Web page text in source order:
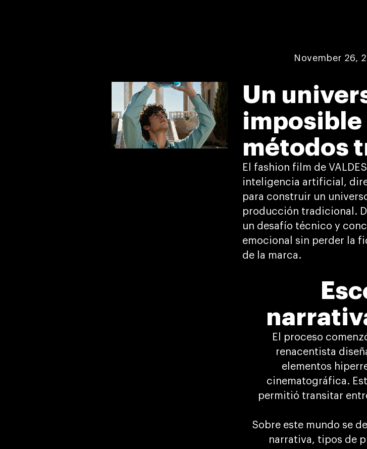
November 26,
Un
imposible
métodos
El fashion film de
inteligencia artificial,
para construir un
producción tradicional.
un desafío técnico y
emocional sin perder la
de la marca.
El proceso
renacentista
elementos
cinematográfica.
permitió transitar
Sobre este mundo se
narrativa, tipos de